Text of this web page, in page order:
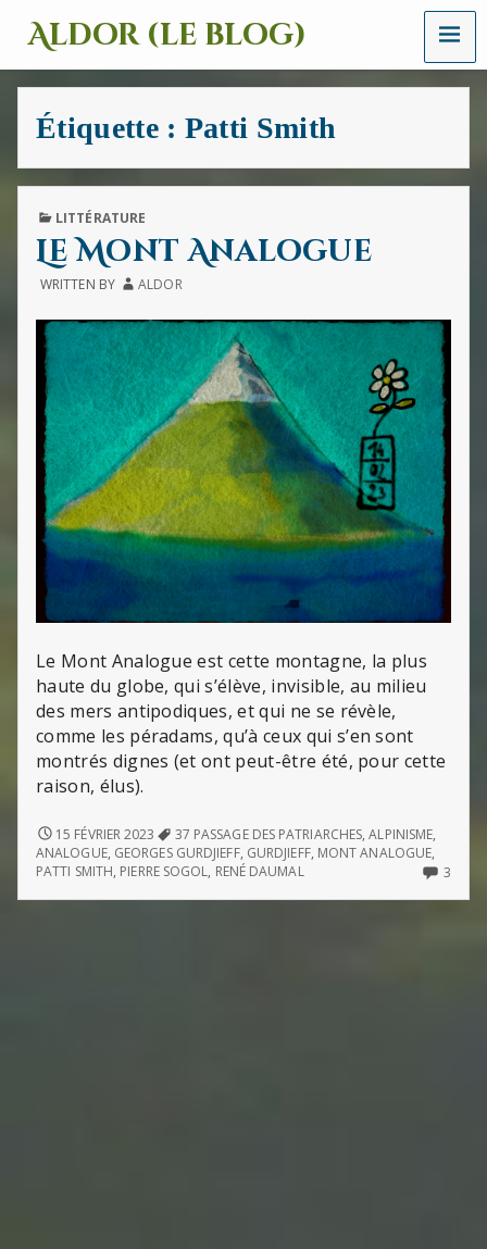
Aldor (le blog)
Un
site
avec
des
des
images
et
sons
MENU
Étiquette : Patti Smith
PUBLISHED
LITTÉRATURE
Le Mont Analogue
WRITTEN BY ALDOR
Le Mont Analogue est cette montagne, la plus
haute du globe, qui s’élève, invisible, au milieu
des mers antipodiques, et qui ne se révèle,
comme les péradams, qu’à ceux qui s’en sont
montrés dignes (et ont peut-être été, pour cette
raison, élus).
LE
MONT
ANALOGUE
15 FÉVRIER 2023 37 PASSAGE DES PATRIARCHES,ALPINISME,
ANALOGUE, GEORGES GURDJIEFF, GURDJIEFF, MONT ANALOGUE,
PATTI SMITH, PIERRE SOGOL, RENÉ DAUMAL 3